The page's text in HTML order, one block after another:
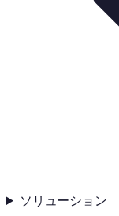
ソリューション